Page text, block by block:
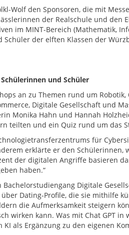
Wolf den Sponsoren, die mit
der Realschule und den
im MINT-Bereich (Mathematik,
der elften Klassen der
und Schüler
an zu Themen rund um
Digitale Gesellschaft und
Monika Hahn und Hannah
teilten und ein Quiz rund um das
für
erklärte er den Schülerinnen,
der digitalen Angriffe basieren
haben.“
Digitale
Dating-Profile, die sie mithilfe
die Aufmerksamkeit steigern
wirken kann. Was mit Chat GPT
als Ergänzung zu den eigenen